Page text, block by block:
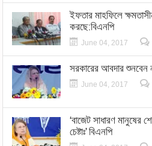
ইফতার মাহফিলে
করছে:বিএনপি
June 04, 2017
সরকারের আবদার শুনবেন
June 04, 2017
‘বাজেট সাধারণ মানুষের
চেষ্টাঃ’ বিএনপি